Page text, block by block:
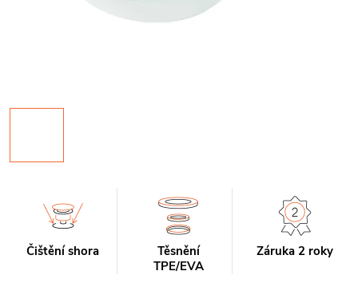
Čištění shora
Těsnění
TPE/EVA
Záruka 2 roky